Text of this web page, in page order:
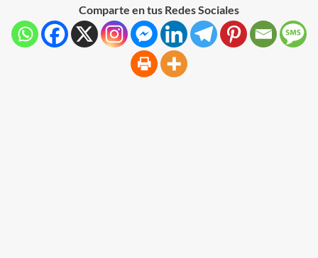
Comparte en tus Redes Sociales